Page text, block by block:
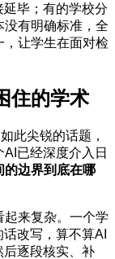
毕；有的学校分
有明确标准，全
让学生在面对检
住的学术
此尖锐的话题，
已经深度介入日
边界到底在哪
来复杂。一个学
改写，算不算AI
逐段核实、补